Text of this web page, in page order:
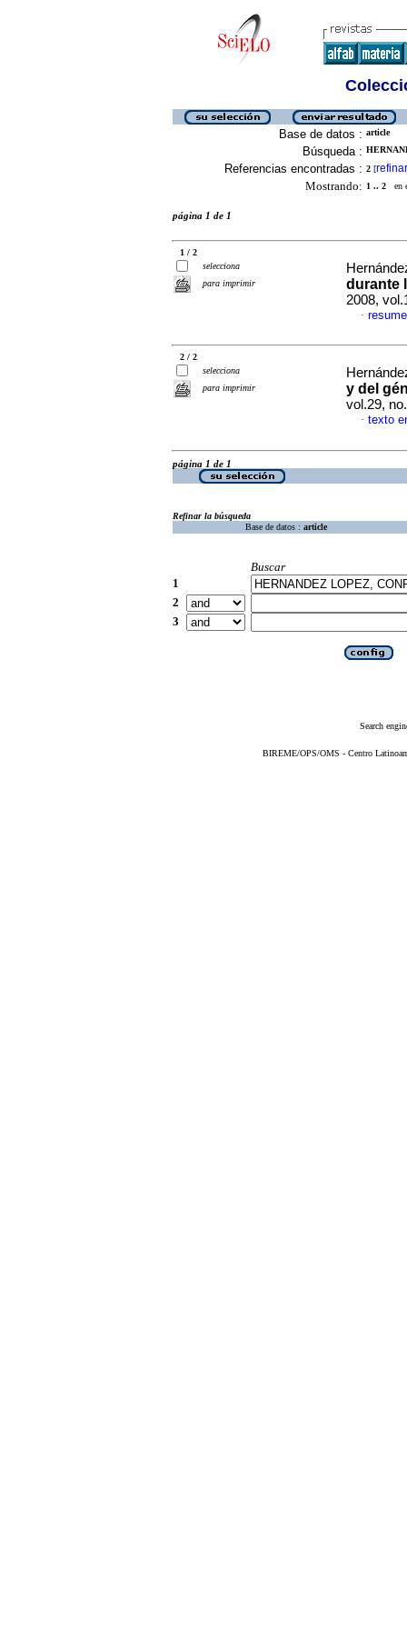
Base de datos : article
Búsqueda :
Referencias encontradas : 2 [refinar
Mostrando: 1 .. 2 en
página 1 de 1
1 / 2
selecciona
para imprimir
durante
2008,
·
2 / 2
selecciona
para imprimir
y del
vol.29,
· texto
página 1 de 1
Refinar la búsqueda
Base de datos : article
Buscar
1
2
3
Search
BIREME/OPS/OMS - Centro